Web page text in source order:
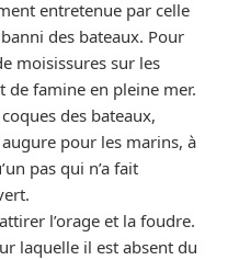
entretenue par celle
des bateaux. Pour
moisissures sur les
de famine en pleine mer.
des bateaux,
pour les marins, à
pas qui n’a fait
l’orage et la foudre.
laquelle il est absent du